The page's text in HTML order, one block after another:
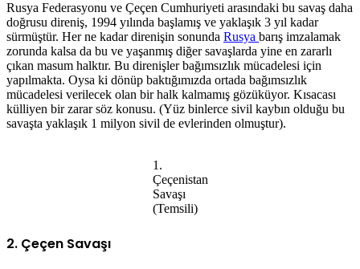
Rusya Federasyonu ve Çeçen Cumhuriyeti arasındaki bu savaş daha
doğrusu direniş, 1994 yılında başlamış ve yaklaşık 3 yıl kadar
sürmüştür. Her ne kadar direnişin sonunda Rusya barış imzalamak
zorunda kalsa da bu ve yaşanmış diğer savaşlarda yine en zararlı
çıkan masum halktır. Bu direnişler bağımsızlık mücadelesi için
yapılmakta. Oysa ki dönüp baktığımızda ortada bağımsızlık
mücadelesi verilecek olan bir halk kalmamış gözüküyor. Kısacası
külliyen bir zarar söz konusu. (Yüz binlerce sivil kaybın olduğu bu
savaşta yaklaşık 1 milyon sivil de evlerinden olmuştur).
1.
Çeçenistan
Savaşı
(Temsili)
2. Çeçen Savaşı